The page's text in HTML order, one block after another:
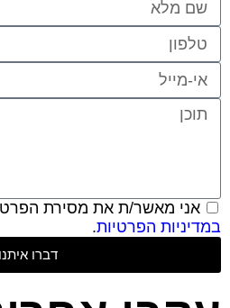
אני מאשר/ת את מסירת
במדיניות הפרטיות.
דברו איתנו